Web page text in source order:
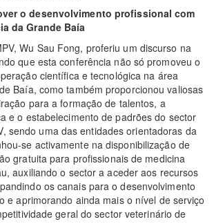
o desenvolvimento profissional com
da Grande Baía
Wu Sau Fong, proferiu um discurso na
que esta conferência não só promoveu o
científica e tecnológica na área
Baía, como também proporcionou valiosas
para a formação de talentos, a
e o estabelecimento de padrões do sector
sendo uma das entidades orientadoras da
se activamente na disponibilização de
gratuita para profissionais de medicina
auxiliando o sector a aceder aos recursos
os canais para o desenvolvimento
e aprimorando ainda mais o nível de serviço
geral do sector veterinário de